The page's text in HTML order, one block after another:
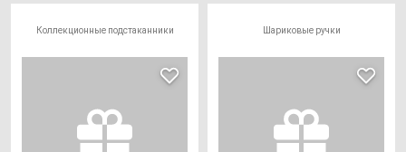
Коллекционные подстаканники Шариковые ручки